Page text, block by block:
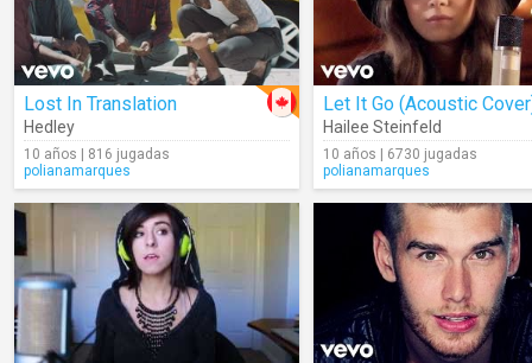
Lost In Translation
Hedley
10 años | 816 jugadas
polianamarques
Let It Go (Acoustic
Hailee Steinfeld
10 años | 6730 jugadas
polianamarques